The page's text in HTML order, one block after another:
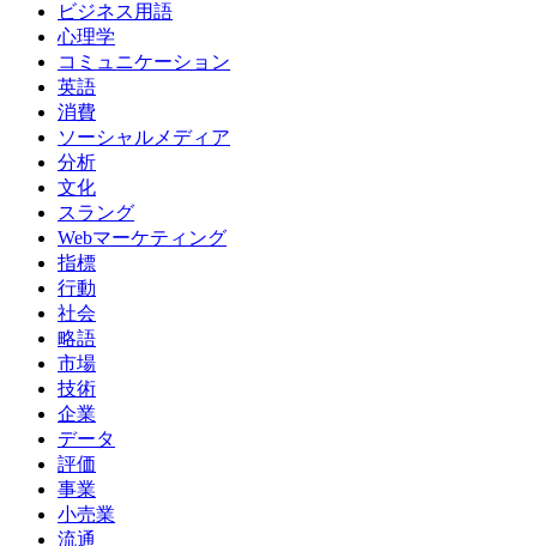
ビジネス用語
心理学
コミュニケーション
英語
消費
ソーシャルメディア
分析
文化
スラング
Webマーケティング
指標
行動
社会
略語
市場
技術
企業
データ
評価
事業
小売業
流通